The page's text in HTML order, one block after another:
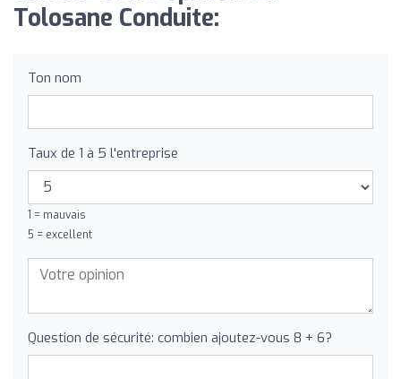
Tolosane Conduite:
Ton nom
Taux de 1 à 5 l'entreprise
1 = mauvais
5 = excellent
Question de sécurité: combien ajoutez-vous 8 + 6?